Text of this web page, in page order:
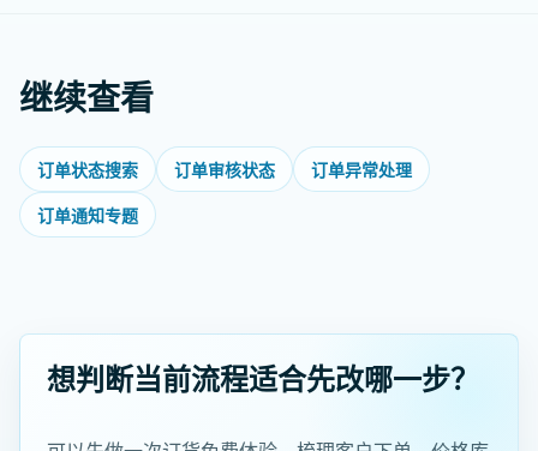
继续查看
订单状态搜索 订单审核状态
订单异常处理
订单通知专题
想判断当前流程适合先改哪一步？